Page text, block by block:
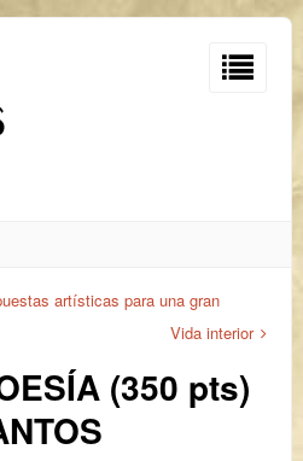
artísticas para una gran
Vida interior
(350 pts)